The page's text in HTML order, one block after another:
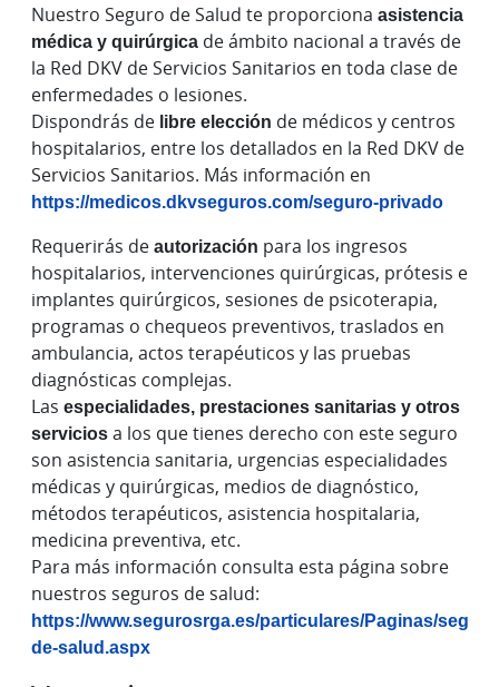
Nuestro Seguro de Salud te proporciona asistencia
médica y quirúrgicade ámbito nacional a través de
la Red DKV de Servicios Sanitarios en toda clase de
enfermedades o lesiones.
Dispondrás de libre elección de médicos y centros
hospitalarios, entre los detallados en la Red DKV de
Servicios Sanitarios. Más información en
https://medicos.dkvseguros.com/seguro-privado
Requerirás deautorización para los ingresos
hospitalarios, intervenciones quirúrgicas, prótesis e
implantes quirúrgicos, sesiones de psicoterapia,
programas o chequeos preventivos, traslados en
ambulancia, actos terapéuticos y las pruebas
diagnósticas complejas.
Las especialidades, prestaciones sanitarias y otros
serviciosa los que tienes derecho con este seguro
son asistencia sanitaria, urgencias especialidades
médicas y quirúrgicas, medios de diagnóstico,
métodos terapéuticos, asistencia hospitalaria,
medicina preventiva, etc.
Para más información consulta esta página sobre
nuestros seguros de salud:
https://www.segurosrga.es/particulares/Paginas/
de-salud.aspx